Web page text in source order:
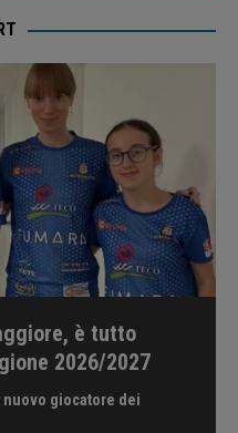
è tutto
2026/2027
nuovo giocatore dei